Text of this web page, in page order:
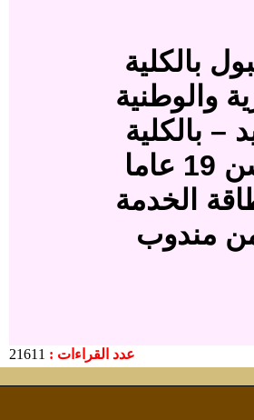
بالكلية
والوطنية
– بالكلية
اتباع ما يلى بالنسبة للطلاب الذين سيبلغون سن 19 عاما
الخدمة
من مندوب
عدد القراءات : 21611